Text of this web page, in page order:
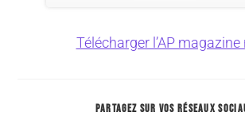
Télécharger l’AP magazine
PARTAGEZ SUR VOS RÉSEAUX